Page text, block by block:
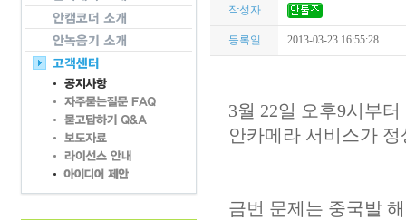
작성자
등록일 2013-03-23 16:55:28
3월 22일 오후9시부
안카메라 서비스가
금번 문제는 중국발